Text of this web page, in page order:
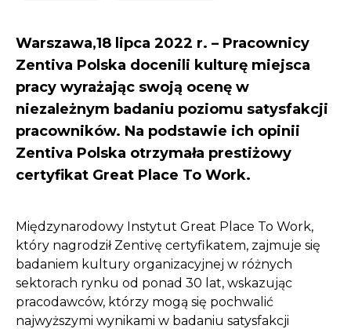
Warszawa,18 lipca 2022 r. – Pracownicy
Zentiva Polska docenili kulturę miejsca
pracy wyrażając swoją ocenę w
niezależnym badaniu poziomu satysfakcji
pracowników. Na podstawie ich opinii
Zentiva Polska otrzymała prestiżowy
certyfikat Great Place To Work.
Międzynarodowy Instytut Great Place To Work,
który nagrodził Zentivę certyfikatem, zajmuje się
badaniem kultury organizacyjnej w różnych
sektorach rynku od ponad 30 lat, wskazując
pracodawców, którzy mogą się pochwalić
najwyższymi wynikami w badaniu satysfakcji